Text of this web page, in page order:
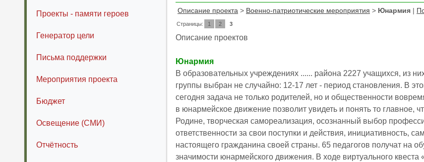
Проекты - памяти героев
Генератор цели
Письма поддержки
Мероприятия проекта
Бюджет
Освещение (СМИ)
Отчётность
Описание проекта > Военно-патриотические мероприятия > Юнармия |
Страницы: 1 2 3
Описание проектов
Юнармия
В образовательных учреждениях ...... района 2227 учащихся, из
группы выбран не случайно: 12-17 лет - период становления. В
сегодня задача не только родителей, но и общественности
в юнармейское движение позволит увидеть и понять то главное,
Родине, творческая самореализация, осознанный выбор
ответственности за свои поступки и действия, инициативность,
настоящего гражданина своей страны. 65 педагогов получат на
значимости юнармейского движения. В ходе виртуального квеста